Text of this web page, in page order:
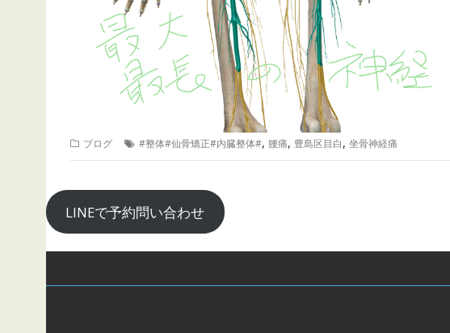
ブログ #整体#仙骨矯正#内臓整体#, 腰痛, 豊島区目白, 坐骨神経痛
LINEで予約問い合わせ